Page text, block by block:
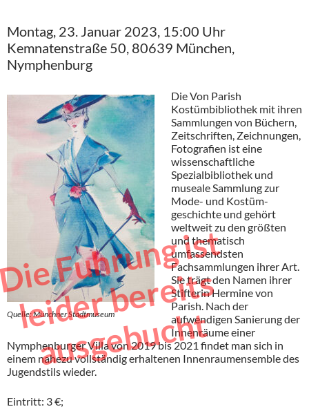
Montag, 23. Januar 2023, 15:00 Uhr
Kemnatenstraße 50, 80639 München,
Nymphenburg
Quelle: Münchner Stadtmuseum
Die Von Parish
Kostümbibliothek mit ihren
Sammlungen von Büchern,
Zeitschriften, Zeichnungen,
Fotografien ist eine
wissenschaftliche
Spezialbibliothek und
museale Sammlung zur
Mode- und Kostüm-
geschichte und gehört
weltweit zu den größten
und thematisch
umfassendsten
Fachsammlungen ihrer Art.
Sie trägt den Namen ihrer
Stifterin Hermine von
Parish. Nach der
aufwendigen Sanierung der
Innenräume einer
Nymphenburger Villa von 2019 bis 2021 findet man sich in
einem nahezu vollständig erhaltenen Innenraumensemble des
Jugendstils wieder.
Eintritt: 3 €;
s
t